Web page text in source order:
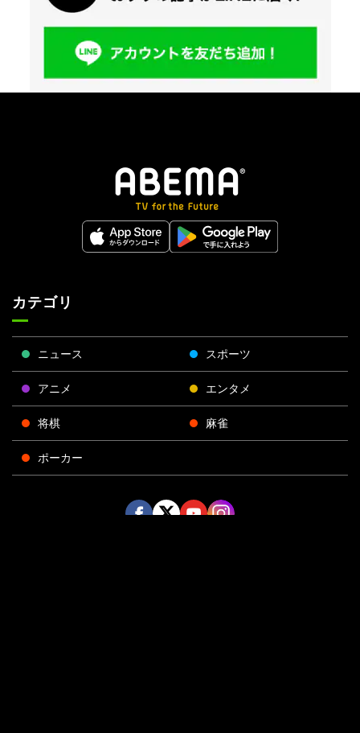
カテゴリ
ニュース スポーツ
アニメ エンタメ
将棋 麻雀
ポーカー